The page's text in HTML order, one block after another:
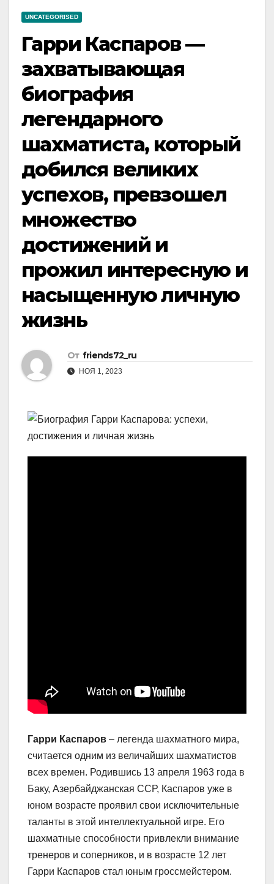
UNCATEGORISED
Гарри Каспаров —
захватывающая
биография
легендарного
шахматиста, который
добился великих
успехов, превзошел
множество
достижений и
прожил интересную и
насыщенную личную
жизнь
От friends72_ru
НОЯ 1, 2023
Гарри Каспаров – легенда шахматного мира,
считается одним из величайших шахматистов
всех времен. Родившись 13 апреля 1963 года в
Баку, Азербайджанская ССР, Каспаров уже в
юном возрасте проявил свои исключительные
таланты в этой интеллектуальной игре. Его
шахматные способности привлекли внимание
тренеров и соперников, и в возрасте 12 лет
Гарри Каспаров стал юным гроссмейстером.